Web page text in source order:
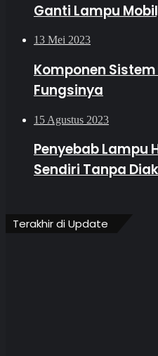
Ganti Lampu
13 Mei 2023
Komponen
Fungsinya
15 Agustus 2023
Penyebab Lampu
Sendiri Tanpa
Terakhir di Update